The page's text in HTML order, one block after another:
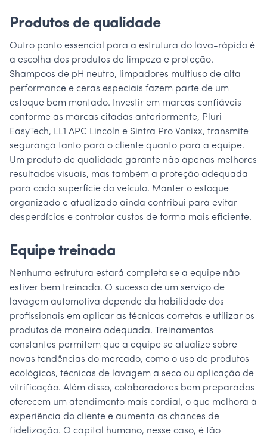
Produtos de qualidade
Outro ponto essencial para a estrutura do lava-rápido é
a escolha dos produtos de limpeza e proteção.
Shampoos de pH neutro, limpadores multiuso de alta
performance e ceras especiais fazem parte de um
estoque bem montado. Investir em marcas confiáveis
conforme as marcas citadas anteriormente, Pluri
EasyTech, LL1 APC Lincoln e Sintra Pro Vonixx, transmite
segurança tanto para o cliente quanto para a equipe.
Um produto de qualidade garante não apenas melhores
resultados visuais, mas também a proteção adequada
para cada superfície do veículo. Manter o estoque
organizado e atualizado ainda contribui para evitar
desperdícios e controlar custos de forma mais eficiente.
Equipe treinada
Nenhuma estrutura estará completa se a equipe não
estiver bem treinada. O sucesso de um serviço de
lavagem automotiva depende da habilidade dos
profissionais em aplicar as técnicas corretas e utilizar os
produtos de maneira adequada. Treinamentos
constantes permitem que a equipe se atualize sobre
novas tendências do mercado, como o uso de produtos
ecológicos, técnicas de lavagem a seco ou aplicação de
vitrificação. Além disso, colaboradores bem preparados
oferecem um atendimento mais cordial, o que melhora a
experiência do cliente e aumenta as chances de
fidelização. O capital humano, nesse caso, é tão